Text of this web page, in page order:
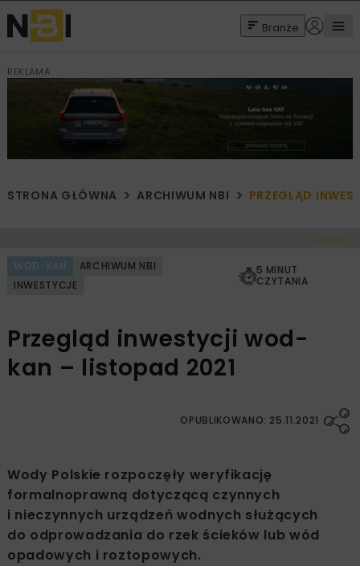
Branże
REKLAMA
STRONA GŁÓWNA ARCHIWUM NBI PRZEGLĄD
< Cofnij
WOD-KAN
ARCHIWUM NBI
INWESTYCJE
5 MINUT
CZYTANIA
Przegląd inwestycji wod-
kan – listopad 2021
OPUBLIKOWANO: 25.11.2021
Wody Polskie rozpoczęły weryfikację
formalnoprawną dotyczącą czynnych
i nieczynnych urządzeń wodnych służących
do odprowadzania do rzek ścieków lub wód
opadowych i roztopowych.